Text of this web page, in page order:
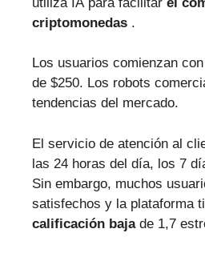
criptomonedas .
Los usuarios comienzan
de $250. Los robots
tendencias del mercado.
El servicio de atención al
las 24 horas del día, los 7
Sin embargo, muchos
satisfechos y la plataforma
calificación bajade 1,7